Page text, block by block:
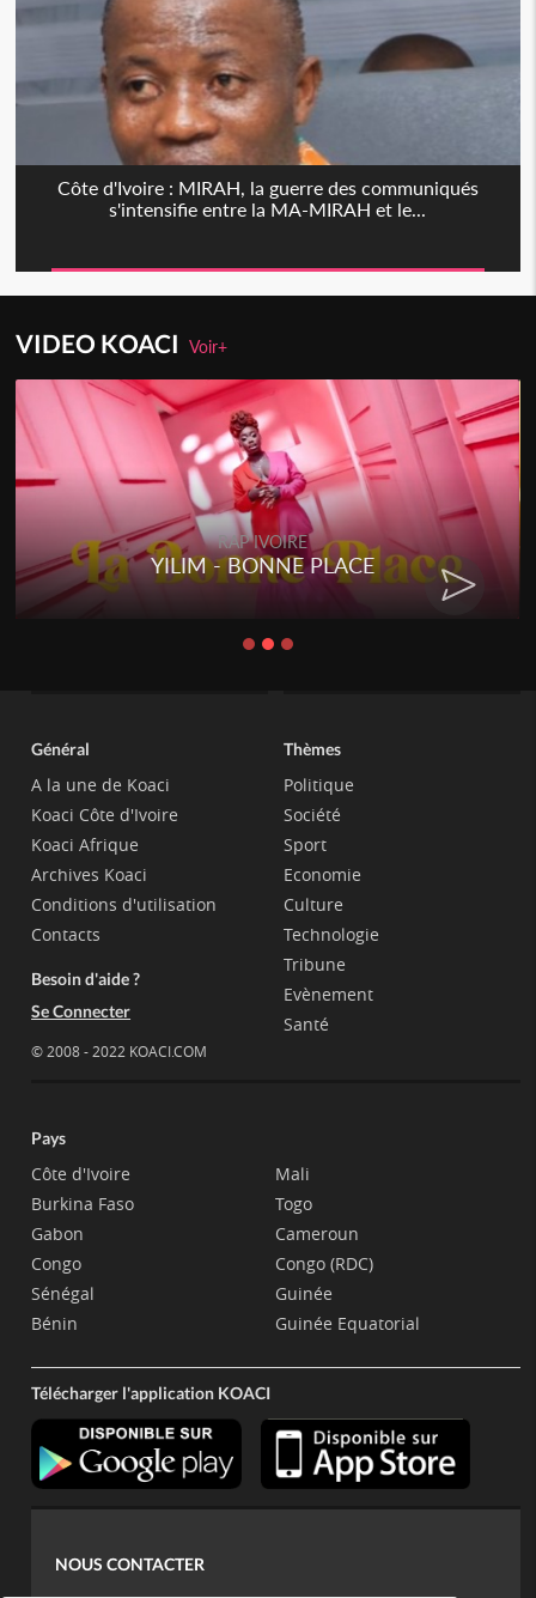
Côte d'Ivoire : MIRAH, la guerre des communiqués
s'intensifie entre la MA-MIRAH et le...
VIDEO KOACIVoir+
RAP IVOIRE
YILIM - BONNE PLACE
Général
A la une de Koaci
Koaci Côte d'Ivoire
Koaci Afrique
Archives Koaci
Conditions d'utilisation
Contacts
Besoin d'aide ?
Se Connecter
© 2008 - 2022 KOACI.COM
Thèmes
Politique
Société
Sport
Economie
Culture
Technologie
Tribune
Evènement
Santé
Pays
Côte d'Ivoire
Burkina Faso
Gabon
Congo
Sénégal
Bénin
Mali
Togo
Cameroun
Congo (RDC)
Guinée
Guinée Equatorial
Télécharger l'application KOACI
NOUS CONTACTER